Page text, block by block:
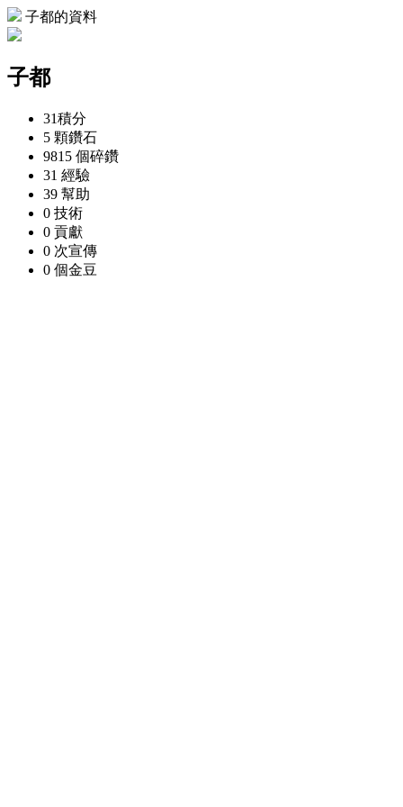
子都的資料
子都
31積分
5 顆鑽石
9815 個碎鑽
31 經驗
39 幫助
0 技術
0 貢獻
0 次宣傳
0 個金豆